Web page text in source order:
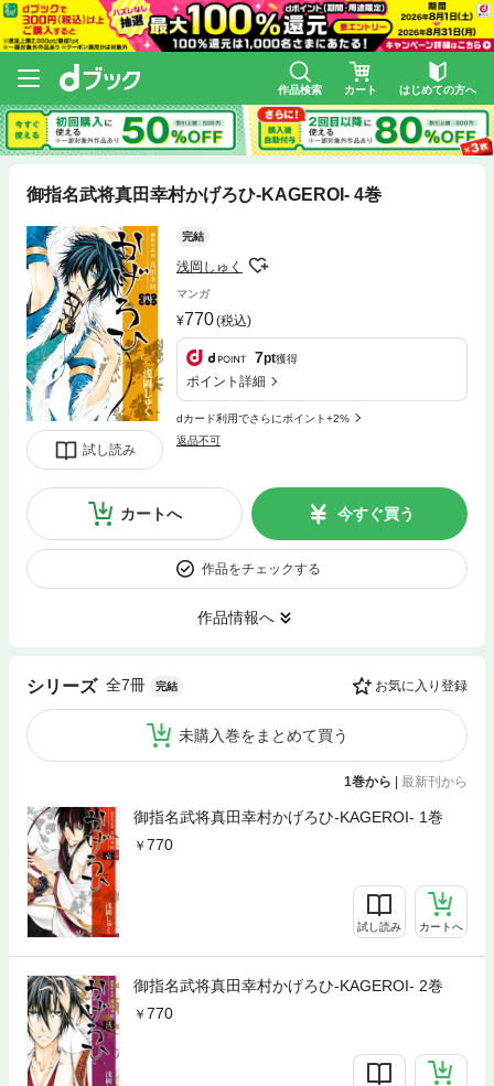
作品検索 カート はじめての方へ
御指名武将真田幸村かげろひ-KAGEROI- 4巻
試し読み
完結
浅岡しゅく
マンガ
770(税込)
7pt獲得
ポイント詳細
dカード利用でさらにポイント+2%
返品不可
カートへ 今すぐ買う
作品をチェックする
作品情報へ
シリーズ 全7冊 完結 お気に入り登録
未購入巻をまとめて買う
1巻から | 最新刊から
御指名武将真田幸村かげろひ-KAGEROI- 1巻
770
試し読み カートへ
御指名武将真田幸村かげろひ-KAGEROI- 2巻
770